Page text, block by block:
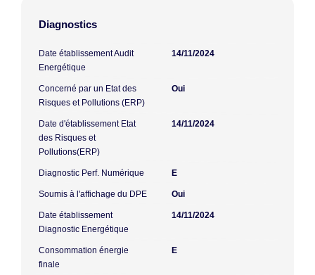
Diagnostics
Date établissement Audit
Energétique
14/11/2024
Concerné par un Etat des
Risques et Pollutions (ERP)
Oui
Date d'établissement Etat
des Risques et
Pollutions(ERP)
14/11/2024
Diagnostic Perf. Numérique E
Soumis à l'affichage du DPE Oui
Date établissement
Diagnostic Energétique
14/11/2024
Consommation énergie
finale
E